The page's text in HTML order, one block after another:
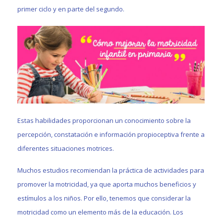
primer ciclo y en parte del segundo.
Estas habilidades proporcionan un conocimiento sobre la
percepción, constatación e información propioceptiva frente a
diferentes situaciones motrices.
Muchos estudios recomiendan la práctica de actividades para
promover la motricidad, ya que aporta muchos beneficios y
estímulos a los niños. Por ello, tenemos que considerar la
motricidad como un elemento más de la educación. Los